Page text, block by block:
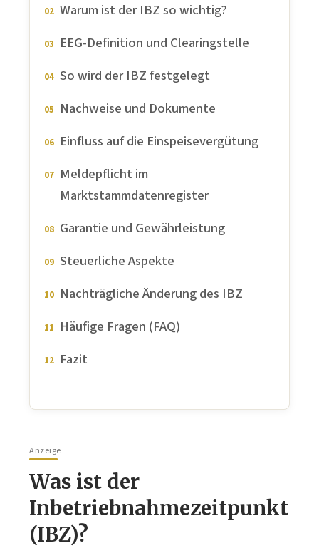
Warum ist der IBZ so wichtig?
EEG-Definition und Clearingstelle
So wird der IBZ festgelegt
Nachweise und Dokumente
Einfluss auf die Einspeisevergütung
Meldepflicht im
Marktstammdatenregister
Garantie und Gewährleistung
Steuerliche Aspekte
Nachträgliche Änderung des IBZ
Häufige Fragen (FAQ)
Fazit
Anzeige
Was ist der
Inbetriebnahmezeitpunkt
(IBZ)?